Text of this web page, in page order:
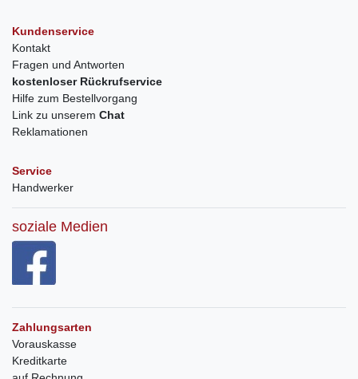
Kundenservice
Kontakt
Fragen und Antworten
kostenloser Rückrufservice
Hilfe zum Bestellvorgang
Link zu unserem Chat
Reklamationen
Service
Handwerker
soziale Medien
Zahlungsarten
Vorauskasse
Kreditkarte